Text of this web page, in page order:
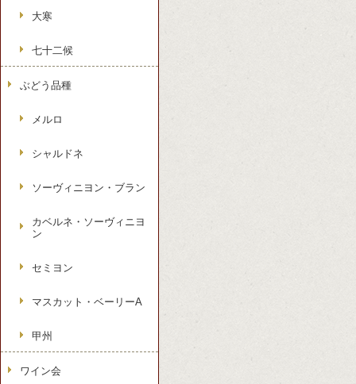
大寒
七十二候
ぶどう品種
メルロ
シャルドネ
ソーヴィニヨン・ブラン
カベルネ・ソーヴィニヨ
ン
セミヨン
マスカット・ベーリーA
甲州
ワイン会